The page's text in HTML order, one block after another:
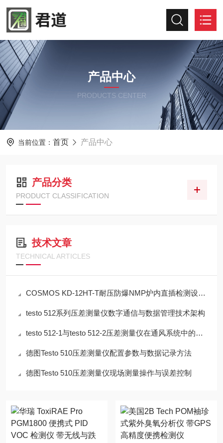
产品中心
PRODUCTS CENTER
当前位置： 首页 产品中心
产品分类
PRODUCT CLASSIFICATION
技术文章
TECHNICAL ARTICLES
COSMOS KD-12HT-T耐压防爆NMP炉内直插检测设备工程设计指南
testo 512系列压差测量仪数字通信与数据管理技术架构
testo 512-1与testo 512-2压差测量仪在通风系统中的应用技术分析
德图Testo 510压差测量仪配置参数与数据记录方法
德图Testo 510压差测量仪现场测量操作与误差控制